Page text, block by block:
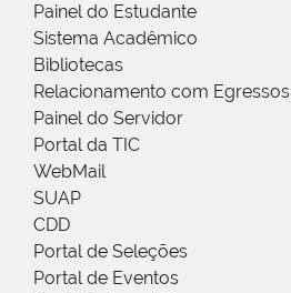
Painel do Estudante
Sistema Acadêmico
Bibliotecas
Relacionamento com Egressos
Painel do Servidor
Portal da TIC
WebMail
SUAP
CDD
Portal de Seleções
Portal de Eventos